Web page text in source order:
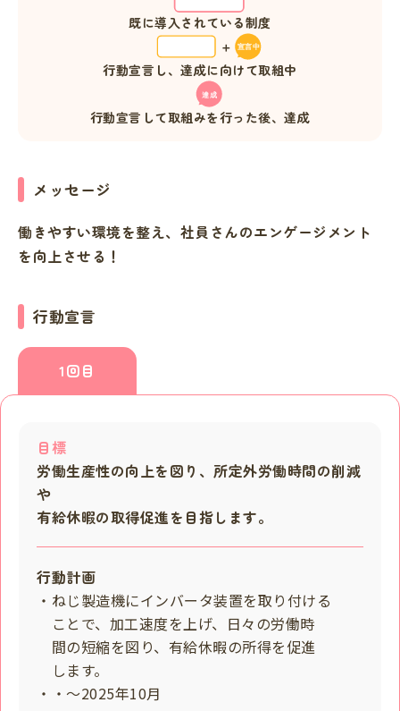
既に導入されている制度
行動宣言し、達成に向けて取組中
行動宣言して取組みを行った後、達成
メッセージ
働きやすい環境を整え、社員さんのエンゲージメント
を向上させる！
行動宣言
1回目
目標
労働生産性の向上を図り、所定外労働時間の削減
や
有給休暇の取得促進を目指します。
行動計画
・ねじ製造機にインバータ装置を取り付ける
ことで、加工速度を上げ、日々の労働時
間の短縮を図り、有給休暇の所得を促進
します。
・・～2025年10月